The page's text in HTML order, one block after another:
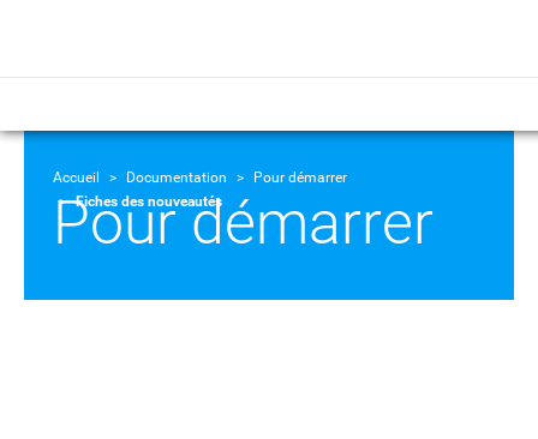
Accueil Documentation
Pour démarrer
Fiches des nouveautés
Pour démarrer